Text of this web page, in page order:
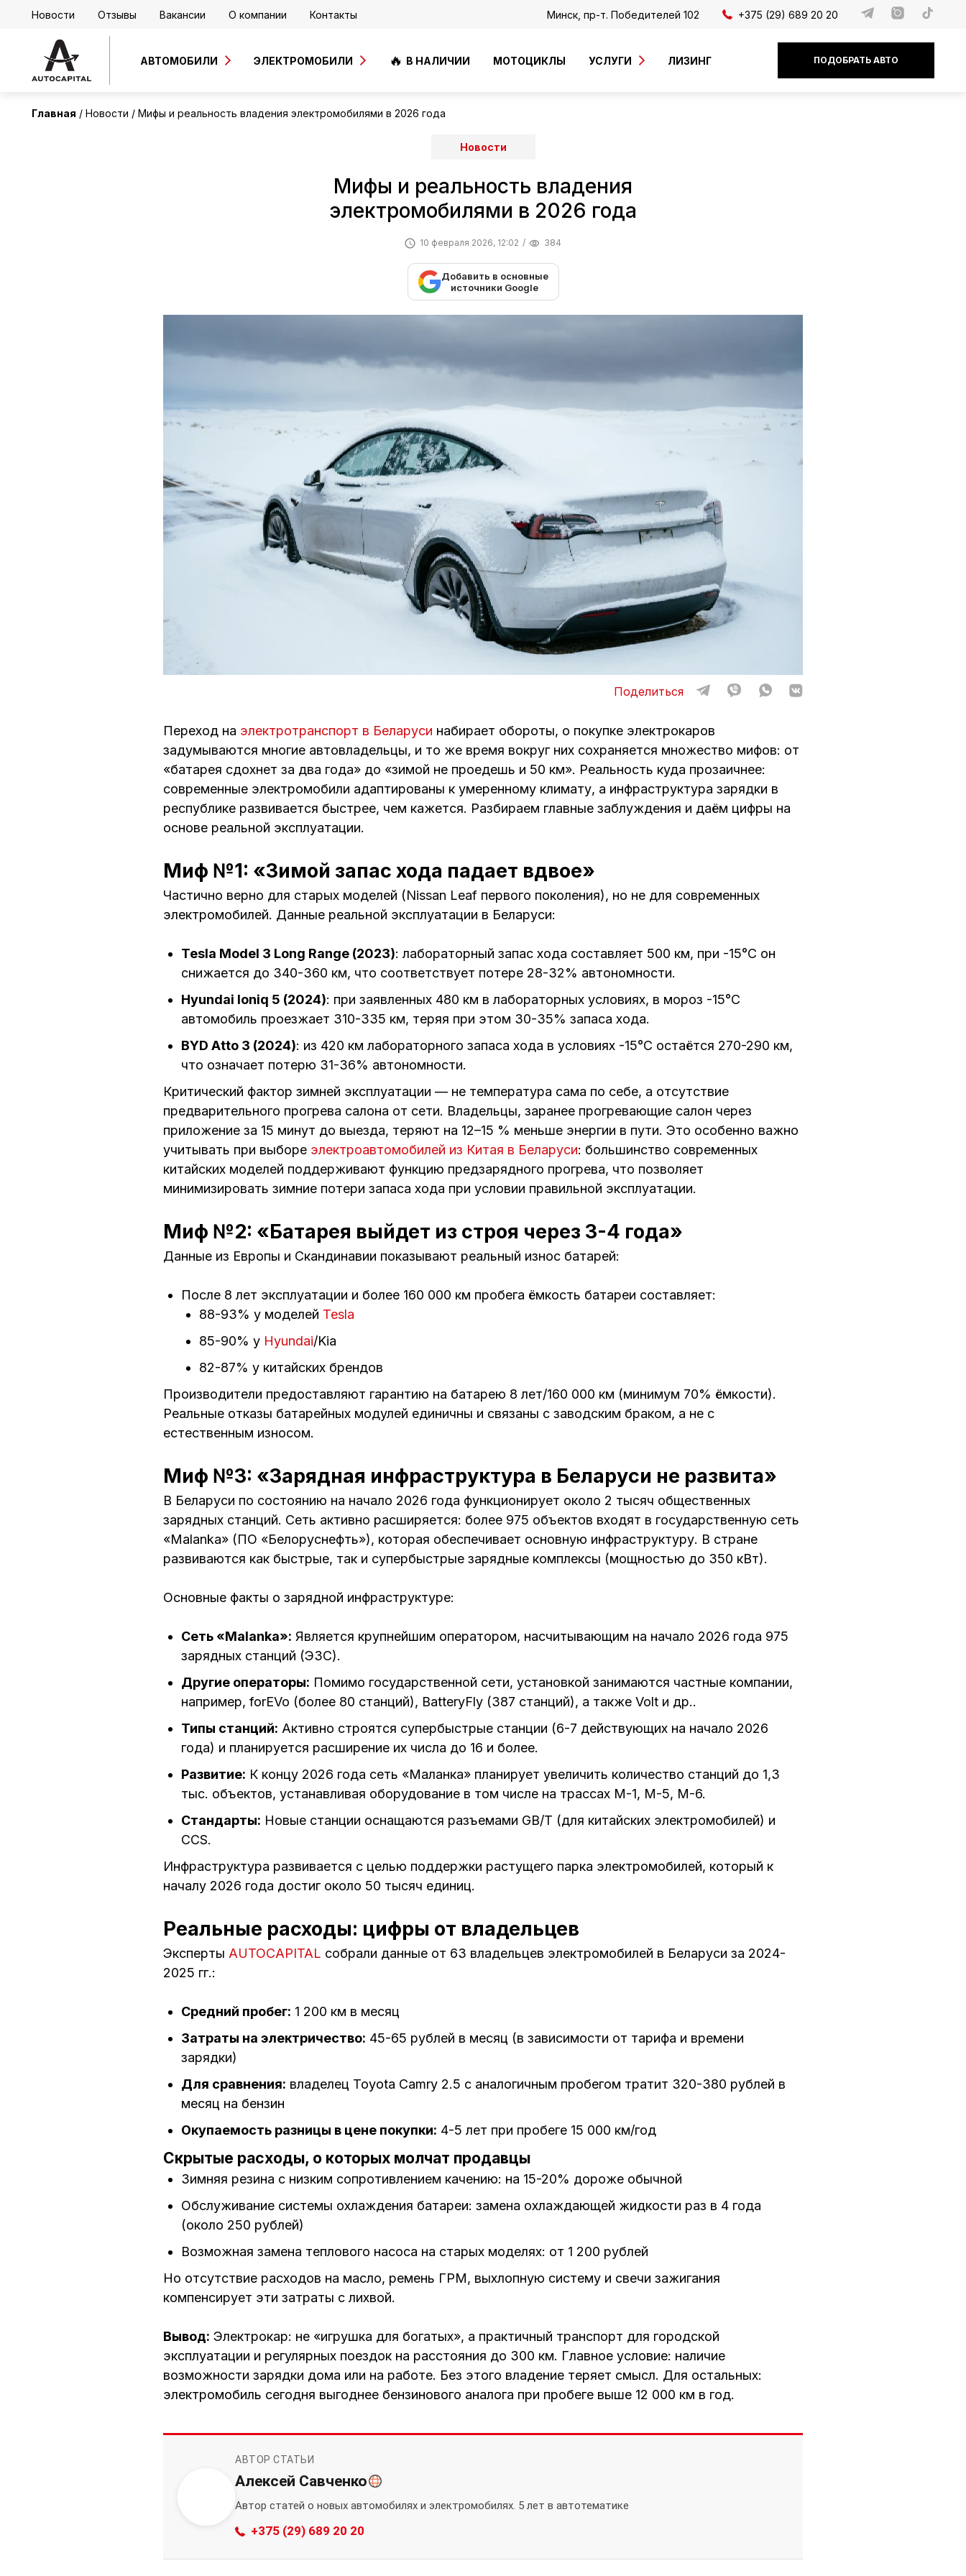
Новости Отзывы Вакансии О компании Контакты Минск, пр-т. Победителей 102 +375 (29) 689 20 20
АВТОМОБИЛИ ЭЛЕКТРОМОБИЛИ В НАЛИЧИИ МОТОЦИКЛЫ УСЛУГИ ЛИЗИНГ ПОДОБРАТЬ АВТО
Главная Новости Мифы и реальность владения электромобилями в 2026 года
Новости
Мифы и реальность владения
электромобилями в 2026 года
10 февраля 2026, 12:02 384
Добавить в основные
источники Google
Поделиться
Переход на электротранспорт в Беларуси набирает обороты, о покупке электрокаров
задумываются многие автовладельцы, и то же время вокруг них сохраняется множество мифов: от
«батарея сдохнет за два года» до «зимой не проедешь и 50 км». Реальность куда прозаичнее:
современные электромобили адаптированы к умеренному климату, а инфраструктура зарядки в
республике развивается быстрее, чем кажется. Разбираем главные заблуждения и даём цифры на
основе реальной эксплуатации.
Миф №1: «Зимой запас хода падает вдвое»
Частично верно для старых моделей (Nissan Leaf первого поколения), но не для современных
электромобилей. Данные реальной эксплуатации в Беларуси:
Tesla Model 3 Long Range (2023): лабораторный запас хода составляет 500 км, при -15°C он
снижается до 340-360 км, что соответствует потере 28-32% автономности.
Hyundai Ioniq 5 (2024): при заявленных 480 км в лабораторных условиях, в мороз -15°C
автомобиль проезжает 310-335 км, теряя при этом 30-35% запаса хода.
BYD Atto 3 (2024): из 420 км лабораторного запаса хода в условиях -15°C остаётся 270-290 км,
что означает потерю 31-36% автономности.
Критический фактор зимней эксплуатации — не температура сама по себе, а отсутствие
предварительного прогрева салона от сети. Владельцы, заранее прогревающие салон через
приложение за 15 минут до выезда, теряют на 12–15 % меньше энергии в пути. Это особенно важно
учитывать при выборе электроавтомобилей из Китая в Беларуси: большинство современных
китайских моделей поддерживают функцию предзарядного прогрева, что позволяет
минимизировать зимние потери запаса хода при условии правильной эксплуатации.
Миф №2: «Батарея выйдет из строя через 3-4 года»
Данные из Европы и Скандинавии показывают реальный износ батарей:
После 8 лет эксплуатации и более 160 000 км пробега ёмкость батареи составляет:
88-93% у моделей Tesla
85-90% у Hyundai/Kia
82-87% у китайских брендов
Производители предоставляют гарантию на батарею 8 лет/160 000 км (минимум 70% ёмкости).
Реальные отказы батарейных модулей единичны и связаны с заводским браком, а не с
естественным износом.
Миф №3: «Зарядная инфраструктура в Беларуси не развита»
В Беларуси по состоянию на начало 2026 года функционирует около 2 тысяч общественных
зарядных станций. Сеть активно расширяется: более 975 объектов входят в государственную сеть
«Malanka» (ПО «Белоруснефть»), которая обеспечивает основную инфраструктуру. В стране
развиваются как быстрые, так и супербыстрые зарядные комплексы (мощностью до 350 кВт).
Основные факты о зарядной инфраструктуре:
Сеть «Malanka»: Является крупнейшим оператором, насчитывающим на начало 2026 года 975
зарядных станций (ЭЗС).
Другие операторы: Помимо государственной сети, установкой занимаются частные компании,
например, forEVo (более 80 станций), BatteryFly (387 станций), а также Volt и др..
Типы станций: Активно строятся супербыстрые станции (6-7 действующих на начало 2026
года) и планируется расширение их числа до 16 и более.
Развитие: К концу 2026 года сеть «Маланка» планирует увеличить количество станций до 1,3
тыс. объектов, устанавливая оборудование в том числе на трассах М-1, М-5, М-6.
Стандарты: Новые станции оснащаются разъемами GB/T (для китайских электромобилей) и
CCS.
Инфраструктура развивается с целью поддержки растущего парка электромобилей, который к
началу 2026 года достиг около 50 тысяч единиц.
Реальные расходы: цифры от владельцев
Эксперты AUTOCAPITAL собрали данные от 63 владельцев электромобилей в Беларуси за 2024-
2025 гг.:
Средний пробег: 1 200 км в месяц
Затраты на электричество: 45-65 рублей в месяц (в зависимости от тарифа и времени
зарядки)
Для сравнения: владелец Toyota Camry 2.5 с аналогичным пробегом тратит 320-380 рублей в
месяц на бензин
Окупаемость разницы в цене покупки: 4-5 лет при пробеге 15 000 км/год
Скрытые расходы, о которых молчат продавцы
Зимняя резина с низким сопротивлением качению: на 15-20% дороже обычной
Обслуживание системы охлаждения батареи: замена охлаждающей жидкости раз в 4 года
(около 250 рублей)
Возможная замена теплового насоса на старых моделях: от 1 200 рублей
Но отсутствие расходов на масло, ремень ГРМ, выхлопную систему и свечи зажигания
компенсирует эти затраты с лихвой.
Вывод: Электрокар: не «игрушка для богатых», а практичный транспорт для городской
эксплуатации и регулярных поездок на расстояния до 300 км. Главное условие: наличие
возможности зарядки дома или на работе. Без этого владение теряет смысл. Для остальных:
электромобиль сегодня выгоднее бензинового аналога при пробеге выше 12 000 км в год.
АВТОР СТАТЬИ
Алексей Савченко
Автор статей о новых автомобилях и электромобилях. 5 лет в автотематике
+375 (29) 689 20 20